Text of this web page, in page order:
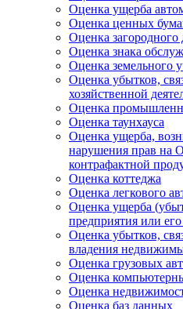
Оценка ущерба
Оценка ценных
Оценка загородного
Оценка знака
Оценка земельного
Оценка убытков,
хозяйственной
Оценка
Оценка таунхауса
Оценка ущерба,
нарушения прав на
контрафактной
Оценка коттеджа
Оценка легкового
Оценка ущерба
предприятия или
Оценка убытков,
владения
Оценка грузовых
Оценка
Оценка
Оценка баз данных